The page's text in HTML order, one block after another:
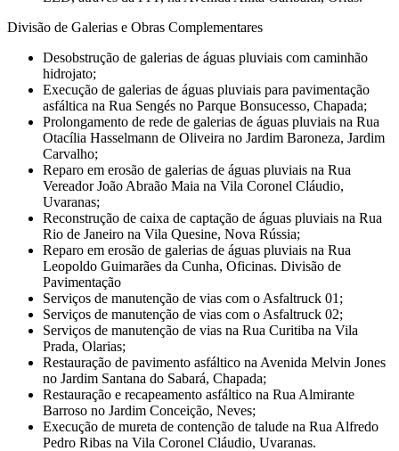
Divisão de Galerias e Obras Complementares
Desobstrução de galerias de águas pluviais com caminhão
hidrojato;
Execução de galerias de águas pluviais para pavimentação
asfáltica na Rua Sengés no Parque Bonsucesso, Chapada;
Prolongamento de rede de galerias de águas pluviais na Rua
Otacília Hasselmann de Oliveira no Jardim Baroneza, Jardim
Carvalho;
Reparo em erosão de galerias de águas pluviais na Rua
Vereador João Abraão Maia na Vila Coronel Cláudio,
Uvaranas;
Reconstrução de caixa de captação de águas pluviais na Rua
Rio de Janeiro na Vila Quesine, Nova Rússia;
Reparo em erosão de galerias de águas pluviais na Rua
Leopoldo Guimarães da Cunha, Oficinas. Divisão de
Pavimentação
Serviços de manutenção de vias com o Asfaltruck 01;
Serviços de manutenção de vias com o Asfaltruck 02;
Serviços de manutenção de vias na Rua Curitiba na Vila
Prada, Olarias;
Restauração de pavimento asfáltico na Avenida Melvin Jones
no Jardim Santana do Sabará, Chapada;
Restauração e recapeamento asfáltico na Rua Almirante
Barroso no Jardim Conceição, Neves;
Execução de mureta de contenção de talude na Rua Alfredo
Pedro Ribas na Vila Coronel Cláudio, Uvaranas.